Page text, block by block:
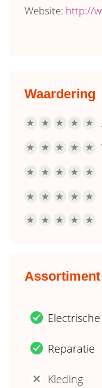
Website: http://
Waardering
R R R R R
R R R R R
R R R R R
R R R R R
R R R R R
Assortiment
.
. Reparatie
' Kleding